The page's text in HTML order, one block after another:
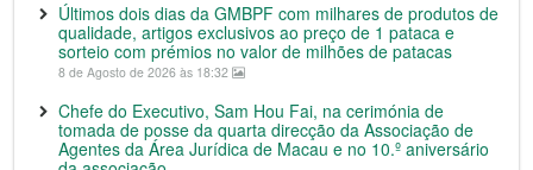
Últimos dois dias da GMBPF com milhares de produtos de
qualidade, artigos exclusivos ao preço de 1 pataca e
sorteio com prémios no valor de milhões de patacas
8 de Agosto de 2026 às 18:32
Chefe do Executivo, Sam Hou Fai, na cerimónia de
tomada de posse da quarta direcção da Associação de
Agentes da Área Jurídica de Macau e no 10.º aniversário